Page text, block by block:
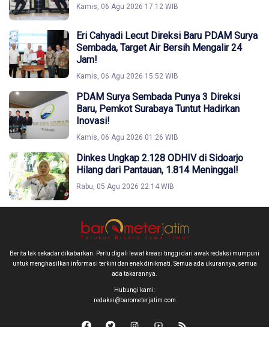
Kamis, 06 Agu 2026 17:12 WIB
Eri Cahyadi Lecut Direksi Baru PDAM Surya
Sembada, Target Air Bersih Mengalir 24
Jam!
Kamis, 06 Agu 2026 15:52 WIB
PDAM Surya Sembada Punya 3 Direksi
Baru, Pemkot Surabaya Tuntut Hadirkan
Inovasi!
Kamis, 06 Agu 2026 01:26 WIB
Dinkes Ungkap 2.128 ODHIV di Sidoarjo
Hilang dari Pantauan, 1.814 Meninggal!
Rabu, 05 Agu 2026 22:14 WIB
Berita tak sekadar dikabarkan. Perlu digali lewat kreasi tinggi dari awak redaksi mumpuni
untuk menghasilkan informasi terkini dan enak dinikmati. Semua ada ukurannya, semua
ada takarannya.
Hubungi kami:
redaksi@barometerjatim.com